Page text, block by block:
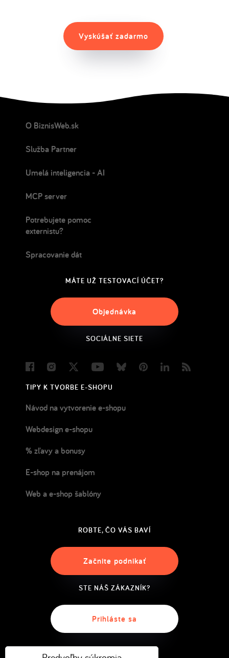
Vyskúšať zadarmo
O BiznisWeb.sk
Služba Partner
Umelá inteligencia - AI
MCP server
Potrebujete pomoc
externistu?
Spracovanie dát
MÁTE UŽ TESTOVACÍ ÚČET?
Objednávka
SOCIÁLNE SIETE
FacebookInstagram
Twitter YoutubeBlueskyPinterestLinkedIn
TIPY K TVORBE E-SHOPU
Návod na vytvorenie e-shopu
Webdesign e-shopu
% zľavy a bonusy
E-shop na prenájom
Web a e-shop šablóny
ROBTE, ČO VÁS BAVÍ
Začnite podnikať
STE NÁŠ ZÁKAZNÍK?
Prihláste sa